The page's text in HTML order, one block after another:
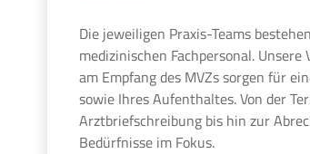
Die jeweiligen Praxis-Teams
medizinischen Fachpersonal.
am Empfang des MVZs sorgen für
sowie Ihres Aufenthaltes. Von der
Arztbriefschreibung bis hin zur
Bedürfnisse im Fokus.